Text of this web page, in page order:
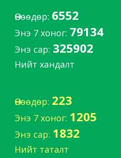
Өнөөдөр: 6552
Энэ 7 хоног: 79134
Энэ сар: 325902
Нийт хандалт
Өнөөдөр: 223
Энэ 7 хоног: 1205
Энэ сар: 1832
Нийт таталт